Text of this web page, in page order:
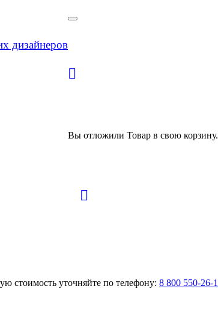
дизайнеров
Вы отложили Товар в свою корзину.
стоимость уточняйте по телефону: 8 800 550-26-